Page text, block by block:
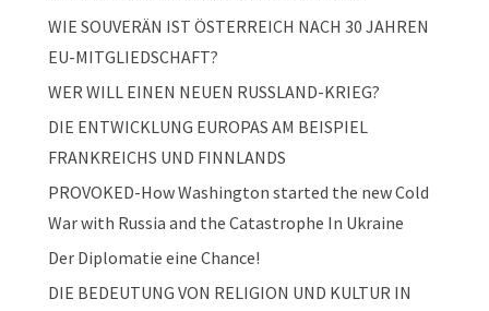
WIE SOUVERÄN IST ÖSTERREICH NACH 30 JAHREN
EU-MITGLIEDSCHAFT?
WER WILL EINEN NEUEN RUSSLAND-KRIEG?
DIE ENTWICKLUNG EUROPAS AM BEISPIEL
FRANKREICHS UND FINNLANDS
PROVOKED-How Washington started the new Cold
War with Russia and the Catastrophe In Ukraine
Der Diplomatie eine Chance!
DIE BEDEUTUNG VON RELIGION UND KULTUR IN